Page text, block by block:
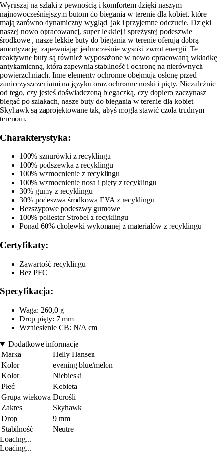
Wyruszaj na szlaki z pewnością i komfortem dzięki naszym
najnowocześniejszym butom do biegania w terenie dla kobiet, które
mają zarówno dynamiczny wygląd, jak i przyjemne odczucie. Dzięki
naszej nowo opracowanej, super lekkiej i sprężystej podeszwie
środkowej, nasze lekkie buty do biegania w terenie oferują dobrą
amortyzację, zapewniając jednocześnie wysoki zwrot energii. Te
reaktywne buty są również wyposażone w nowo opracowaną wkładkę
antykamienną, która zapewnia stabilność i ochronę na nierównych
powierzchniach. Inne elementy ochronne obejmują osłonę przed
zanieczyszczeniami na języku oraz ochronne noski i pięty. Niezależnie
od tego, czy jesteś doświadczoną biegaczką, czy dopiero zaczynasz
biegać po szlakach, nasze buty do biegania w terenie dla kobiet
Skyhawk są zaprojektowane tak, abyś mogła stawić czoła trudnym
terenom.
Charakterystyka:
100% sznurówki z recyklingu
100% podszewka z recyklingu
100% wzmocnienie z recyklingu
100% wzmocnienie nosa i pięty z recyklingu
30% gumy z recyklingu
30% podeszwa środkowa EVA z recyklingu
Bezszypowe podeszwy gumowe
100% poliester Strobel z recyklingu
Ponad 60% cholewki wykonanej z materiałów z recyklingu
Certyfikaty:
Zawartość recyklingu
Bez PFC
Specyfikacja:
Waga: 260,0 g
Drop pięty: 7 mm
Wzniesienie CB: N/A cm
Dodatkowe informacje
Marka
Helly Hansen
Kolor
evening blue/melon
Kolor
Niebieski
Płeć
Kobieta
Grupa wiekowa Dorośli
Zakres
Skyhawk
Drop
9 mm
Stabilność
Neutre
Loading...
Loading...